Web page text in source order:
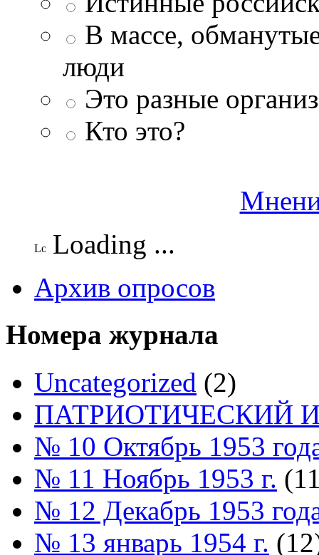
В массе,
люди
Это разные
Кто это?
Loading ...
Архив опросов
Номера журнала
Uncategorized (2)
ПАТРИОТИЧЕСКИЙ
№ 10 Октябрь 1953
№ 11 Ноябрь 1953 г.
№ 12 Декабрь 1953
№ 13 январь 1954 г.